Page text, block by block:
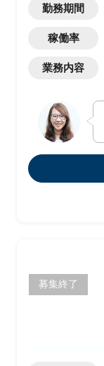
勤務期間
稼働率
業務内容
募集終了